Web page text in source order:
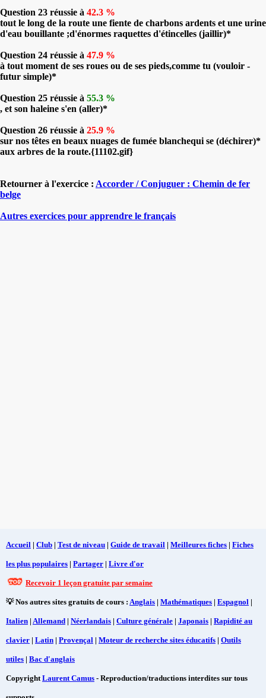
Question 23 réussie à 42.3 %
tout le long de la route une fiente de charbons ardents et une urine
d'eau bouillante ;d'énormes raquettes d'étincelles (jaillir)*
Question 24 réussie à 47.9 %
à tout moment de ses roues ou de ses pieds,comme tu (vouloir -
futur simple)*
Question 25 réussie à 55.3 %
, et son haleine s'en (aller)*
Question 26 réussie à 25.9 %
sur nos têtes en beaux nuages de fumée blanchequi se (déchirer)*
aux arbres de la route.{11102.gif}
Retourner à l'exercice : Accorder / Conjuguer : Chemin de fer
belge
Autres exercices pour apprendre le français
Accueil | Club | Test de niveau | Guide de travail | Meilleures fiches | Fiches
les plus populaires | Partager | Livre d'or
Recevoir 1 leçon gratuite par semaine
💡 Nos autres sites gratuits de cours : Anglais | Mathématiques | Espagnol |
Italien | Allemand | Néerlandais | Culture générale | Japonais | Rapidité au
clavier | Latin | Provençal | Moteur de recherche sites éducatifs | Outils
utiles | Bac d'anglais
CopyrightLaurent Camus - Reproduction/traductions interdites sur tous